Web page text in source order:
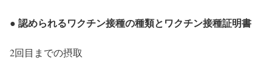
● 認められるワクチン接種の種類とワクチン接種証明書
2回目までの摂取